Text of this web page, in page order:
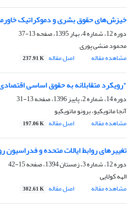
خیزش‌های حقوق بشری و دموکراتیک
دوره 12، شماره 4، بهار 1395، صفحه
13-37
محمود منشی پوری
مشاهده مقاله
اصل مقاله 237.91 K
"رویکرد متقابلانه به حقوق اساسی
دوره 14، شماره 2، پاییز 1396، صفحه
13-31
آنجا ماتویکیو، برونو ماتویکیو
مشاهده مقاله
اصل مقاله 197.06 K
تغییرهای روابط ایالات متحده و
دوره 12، شماره 3، زمستان 1394، صفحه
15-42
الهه کولایی
مشاهده مقاله
اصل مقاله 302.61 K